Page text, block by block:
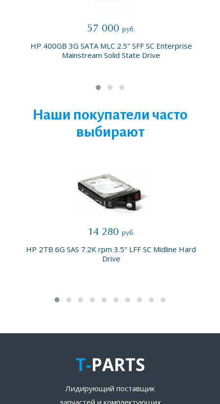
57 000 руб.
HP 400GB 3G SATA MLC 2.5" SFF SC Enterprise
Mainstream Solid State Drive
Наши покупатели часто
выбирают
14 280 руб.
HP 2TB 6G SAS 7.2K rpm 3.5" LFF SC Midline Hard
Drive
T-PARTS
Лидирующий поставщик
запчастей и комплектующих